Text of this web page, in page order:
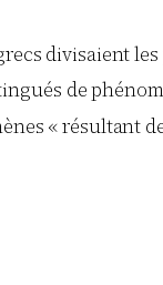
divisaient les
de
« résultant